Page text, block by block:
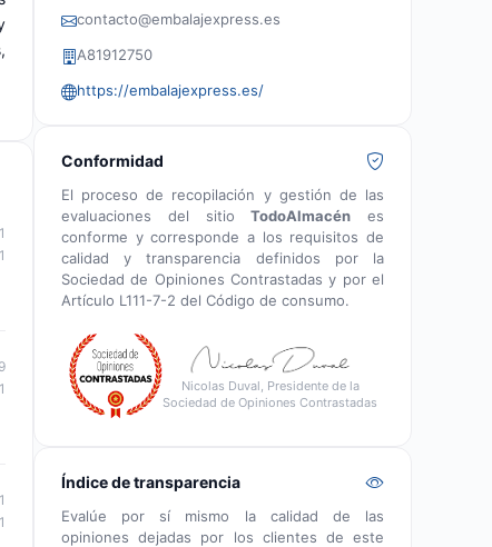
contacto@embalajexpress.es
A81912750
https://embalajexpress.es/
Conformidad
El proceso de recopilación y gestión de las
evaluaciones del sitioTodoAlmacén es
conforme y corresponde a los requisitos de
calidad y transparencia definidos por la
Sociedad de Opiniones Contrastadas y por el
Artículo L111-7-2 del Código de consumo.
Nicolas Duval, Presidente de la
Sociedad de Opiniones Contrastadas
Índice de transparencia
Evalúe por sí mismo la calidad de las
opiniones dejadas por los clientes de este